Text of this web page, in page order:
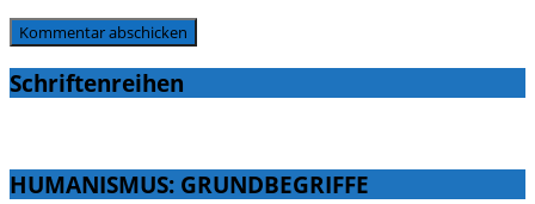
Schriftenreihen
HUMANISMUS: GRUNDBEGRIFFE